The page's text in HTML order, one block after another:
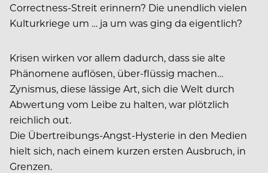
Correctness-Streit erinnern? Die unendlich vielen
Kulturkriege um … ja um was ging da eigentlich?
Krisen wirken vor allem dadurch, dass sie alte
Phänomene auflösen, über-flüssig machen…
Zynismus, diese lässige Art, sich die Welt durch
Abwertung vom Leibe zu halten, war plötzlich
reichlich out.
Die Übertreibungs-Angst-Hysterie in den Medien
hielt sich, nach einem kurzen ersten Ausbruch, in
Grenzen.